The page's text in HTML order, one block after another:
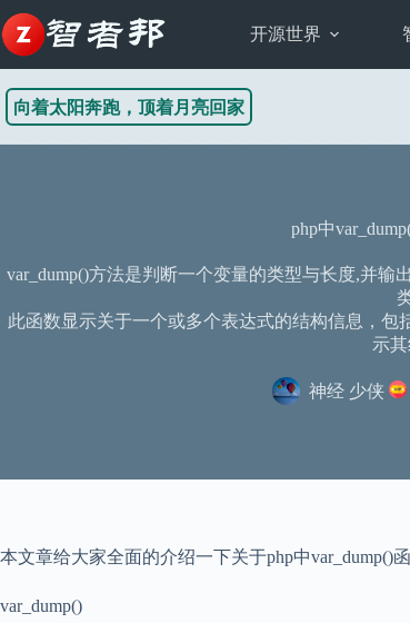
至
内
开源世界
向着太阳奔跑，顶着月亮回家
php中
var_dump()方法是判断一个变量的类型与长度,并
此函数显示关于一个或多个表达式的结构信息，
示其
神经 少侠
本文章给大家全面的介绍一下关于php中var_dump()
var_dump()